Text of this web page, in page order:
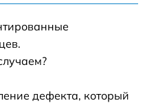
дефекта, который